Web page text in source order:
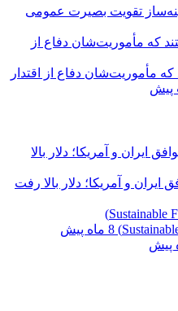
تقویت بصیرت عمومی
مأموریت‌شان دفاع از اقتدار
ایران و آمریکا؛ دلار بالا رفت
8 ماه پیش